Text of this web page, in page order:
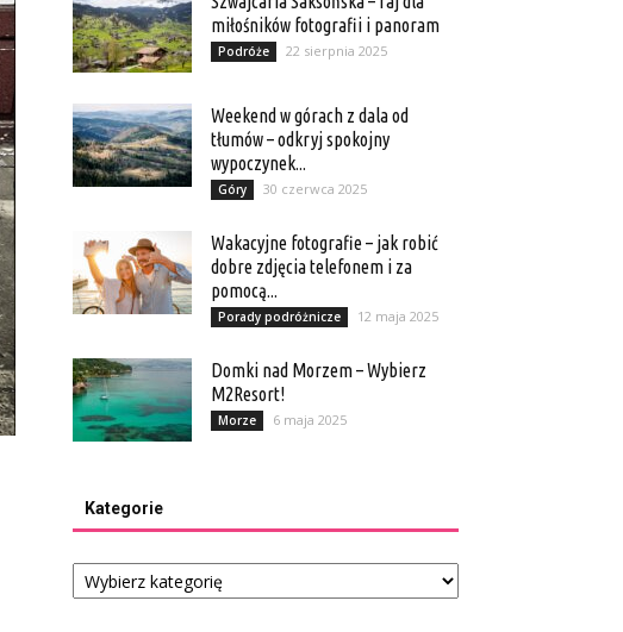
miłośników fotografii i panoram
Podróże 22 sierpnia 2025
Weekend w górach z dala od
tłumów – odkryj spokojny
wypoczynek...
Góry 30 czerwca 2025
Wakacyjne fotografie – jak robić
dobre zdjęcia telefonem i za
pomocą...
Porady podróżnicze 12 maja 2025
Domki nad Morzem – Wybierz
M2Resort!
Morze 6 maja 2025
Kategorie
Kategorie